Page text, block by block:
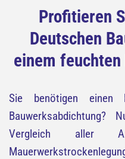
Profitieren
Deutschen
einem
Sie benötigen einen
Bauwerksabdichtung?
Vergleich aller